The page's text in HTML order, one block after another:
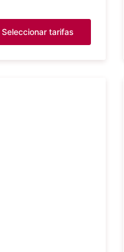
Seleccionar tarifas